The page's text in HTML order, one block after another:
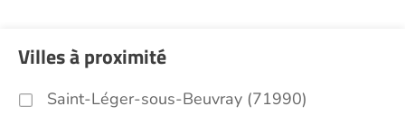
Villes à proximité
Saint-Léger-sous-Beuvray (71990)